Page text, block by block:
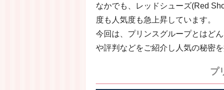
なかでも、レッドシューズ(Red
度も人気度も急上昇しています。
今回は、プリンスグループとはど
や評判などをご紹介し人気の秘密を
プ